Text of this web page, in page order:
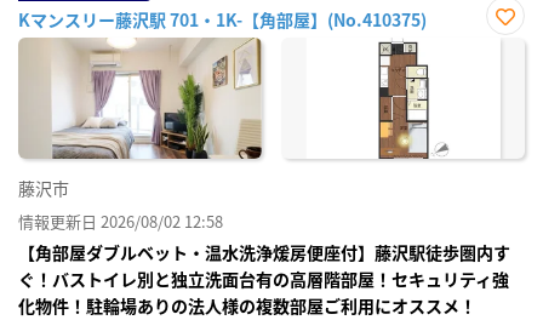
Kマンスリー藤沢駅 701・1K-【角部屋】(No.410375)
お気
藤沢市
情報更新日 2026/08/02 12:58
【角部屋ダブルベット・温水洗浄煖房便座付】藤沢駅徒歩圏内す
ぐ！バストイレ別と独立洗面台有の高層階部屋！セキュリティ強
化物件！駐輪場ありの法人様の複数部屋ご利用にオススメ！